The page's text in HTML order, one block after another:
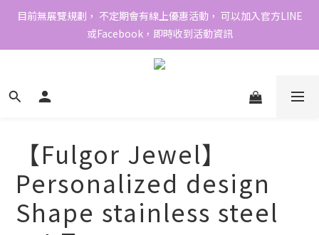
目前無展覽規劃， 不定期會有線上優惠活動， 可以加入官方LINE
或Facebook，即時收到活動資訊
【Fulgor Jewel】
Personalized design
Shape stainless steel